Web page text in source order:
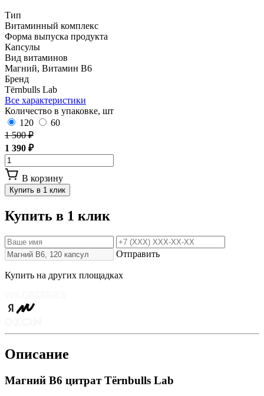
Тип
Витаминный комплекс
Форма выпуска продукта
Капсулы
Вид витаминов
Магний, Витамин B6
Бренд
Tёrnbulls Lab
Все характеристики
Количество в упаковке, шт
120
60
1 500 ₽
1 390 ₽
В корзину
Купить в 1 клик
Купить в 1 клик
Отправить
Купить на других площадках
Описание
Магний B6 цитрат Tёrnbulls Lab